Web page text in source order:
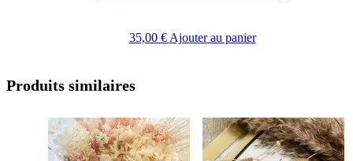
35,00 € Ajouter au panier
Produits similaires